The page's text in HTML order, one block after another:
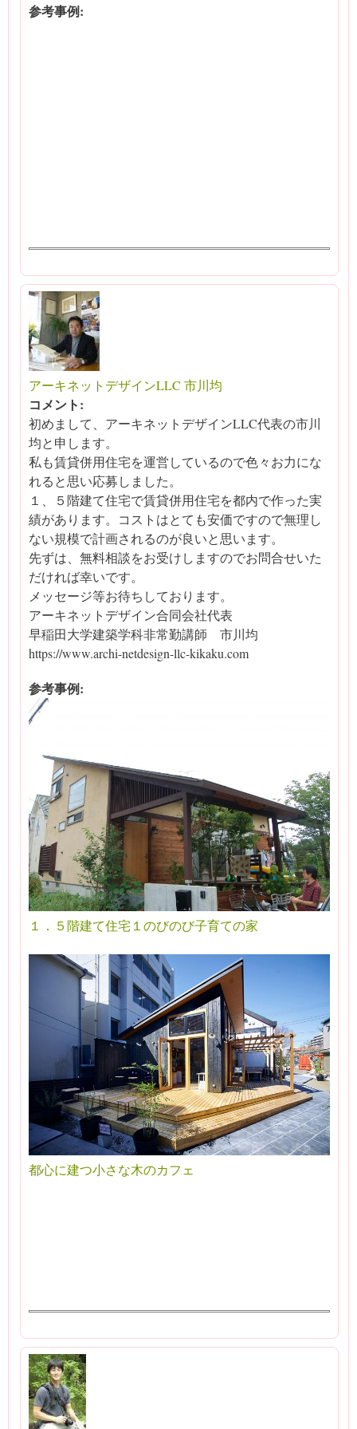
参考事例:
アーキネットデザインLLC 市川均
コメント:
初めまして、アーキネットデザインLLC代表の市川
均と申します。
私も賃貸併用住宅を運営しているので色々お力にな
れると思い応募しました。
１、５階建て住宅で賃貸併用住宅を都内で作った実
績があります。コストはとても安価ですので無理し
ない規模で計画されるのが良いと思います。
先ずは、無料相談をお受けしますのでお問合せいた
だければ幸いです。
メッセージ等お待ちしております。
アーキネットデザイン合同会社代表
早稲田大学建築学科非常勤講師 市川均
https://www.archi-netdesign-llc-kikaku.com
参考事例:
１．５階建て住宅１のびのび子育ての家
都心に建つ小さな木のカフェ